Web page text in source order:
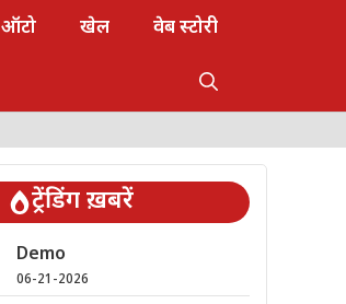
ऑटो खेल वेब स्टोरी
ट्रेंडिंग ख़बरें
Demo
06-21-2026